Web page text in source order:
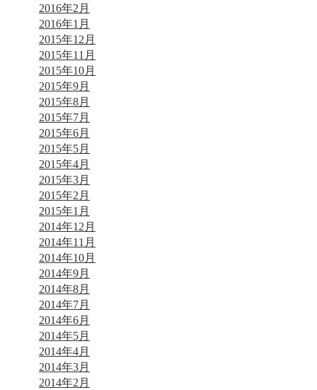
2016年2月
2016年1月
2015年12月
2015年11月
2015年10月
2015年9月
2015年8月
2015年7月
2015年6月
2015年5月
2015年4月
2015年3月
2015年2月
2015年1月
2014年12月
2014年11月
2014年10月
2014年9月
2014年8月
2014年7月
2014年6月
2014年5月
2014年4月
2014年3月
2014年2月